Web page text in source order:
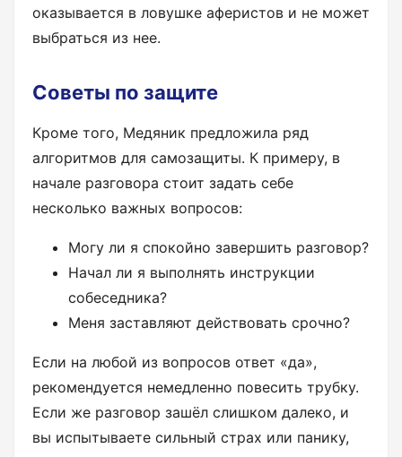
оказывается в ловушке аферистов и не может
выбраться из нее.
Советы по защите
Кроме того, Медяник предложила ряд
алгоритмов для самозащиты. К примеру, в
начале разговора стоит задать себе
несколько важных вопросов:
Могу ли я спокойно завершить разговор?
Начал ли я выполнять инструкции
собеседника?
Меня заставляют действовать срочно?
Если на любой из вопросов ответ «да»,
рекомендуется немедленно повесить трубку.
Если же разговор зашёл слишком далеко, и
вы испытываете сильный страх или панику,